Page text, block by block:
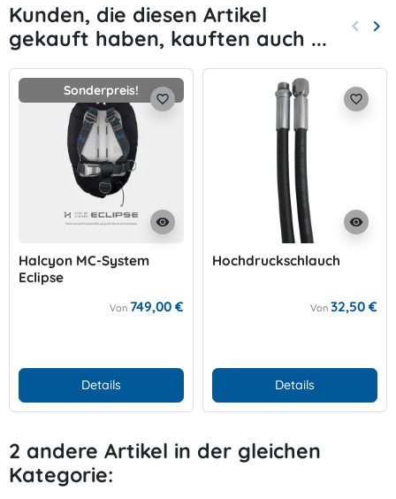
Kunden, die diesen Artikel
gekauft haben, kauften auch ...
Zurück
keyboard_arrow_left keyboard_arrow_right
Sonderpreis!
visibility
favorite_border
Halcyon MC-System
Eclipse
Von 749,00 €
Details
visibility
favorite_border
Hochdruckschlauch
Von 32,50 €
Details
2 andere Artikel in der gleichen
Kategorie: